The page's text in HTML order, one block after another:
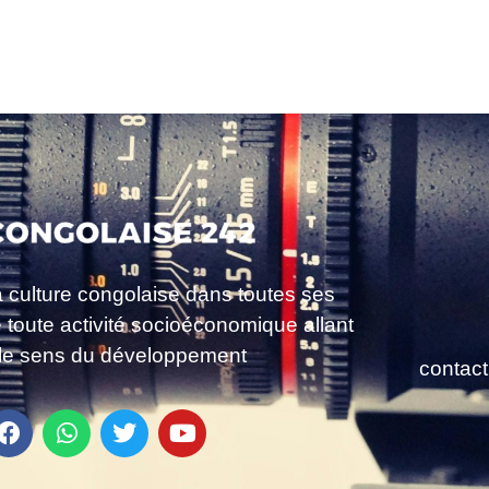
culture congolaise dans toutes ses
toute activité socioéconomique allant
sens du développement